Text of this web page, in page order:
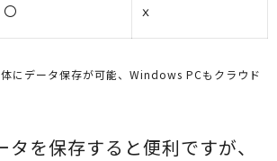
〇 ｘ
にデータ保存が可能、Windows PCもクラウド
を保存すると便利ですが、